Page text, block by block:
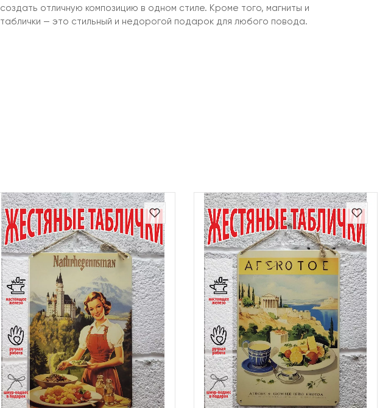
создать отличную композицию в одном стиле. Кроме того, магниты и
таблички — это стильный и недорогой подарок для любого повода.